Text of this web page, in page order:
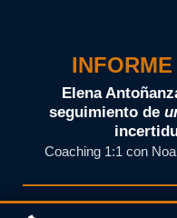
Elena
seguimiento de
Coaching 1:1 con